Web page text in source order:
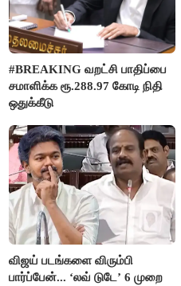
#BREAKING வறட்சி பாதிப்பை
சமாளிக்க ரூ.288.97 கோடி நிதி
ஒதுக்கீடு
விஜய் படங்களை விரும்பி
பார்ப்பேன்... ‘லவ் டுடே’ 6 முறை